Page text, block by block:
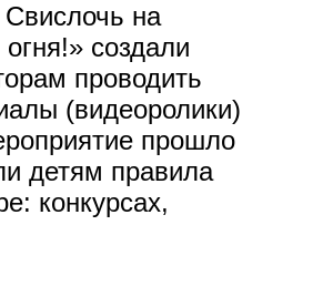
на
создали
проводить
(видеоролики)
прошло
детям правила
конкурсах,